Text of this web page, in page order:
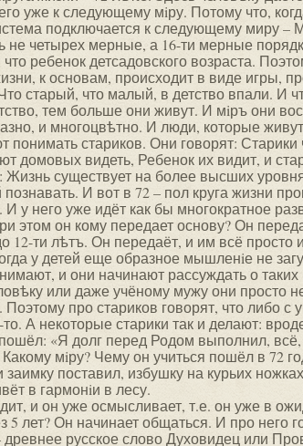
уже к следующему мiру. Потому что,
подключается к следующему миру –
не четырех мерные, а 16-ти мерные
ребенок детсадовского возраста.
к основам, происходит в виде игры,
старый, что малый, в детство впали. И
тем больше они живут. И мiръ они
и многоцвѣтно. И люди, которые
понимать стариков. Они говорят: Старики
домовых видеть, Ребенок их видит, и
существует на более высших
И вот в 72 – пол круга жизни
И у него уже идёт как бы многократное
этом он кому передает основу? Он
12-ти лѣтъ. Он передаёт, и им всё просто
у детей еще образное мышленiе не
и они начинают рассуждать о
или даже учёному мужу они просто
Поэтому про стариков говорят, что либо
А некоторые старики так и делают:
«Я долг перед Родом выполнил,
мiру? Чему он учиться пошёл в 72
поставил, избушку на курьих
в гармонiи в лесу.
и он уже осмысливает, т.е. он уже в
5 лет? Он начинает общаться. И про него
русское слово Духовидец или